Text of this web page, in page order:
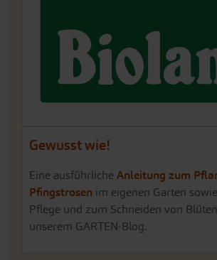
Gewusst wie!
Eine ausführliche Anleitung zum
Pfingstrosen im eigenen Garten
Pflege und zum Schneiden von
unserem GARTEN-Blog.